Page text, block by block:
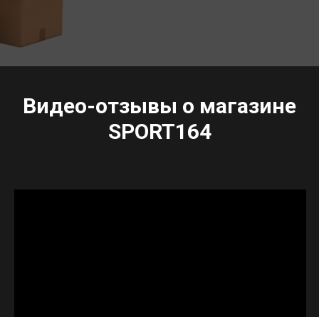
Видео-отзывы о магазине
SPORT164